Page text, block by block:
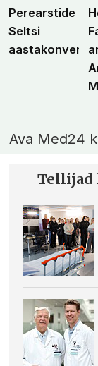
Perearstide
Seltsi
Ava Med24
Tellijad